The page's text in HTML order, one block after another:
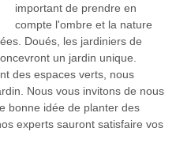
important de prendre en
compte l'ombre et la nature
Doués, les jardiniers de
un jardin unique.
des espaces verts, nous
Nous vous invitons de nous
bonne idée de planter des
experts sauront satisfaire vos